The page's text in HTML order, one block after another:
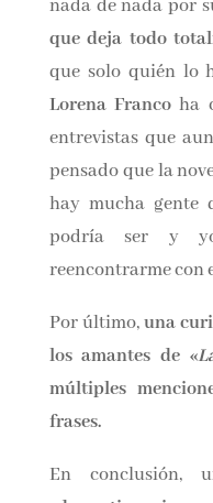
de la chistera ni
momento.
Y no puedo dejar
nada de nada por
que deja todo
que solo quién lo
Lorena Franco ha
entrevistas que
continuación
pedido así que…
encantada de
personajes de nuevo.
Por último,una